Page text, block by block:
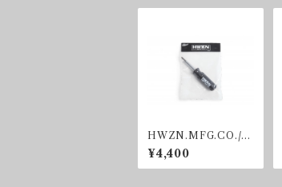
HWZN.MFG.CO./M
ulti-bit screwdriver.
¥4,400